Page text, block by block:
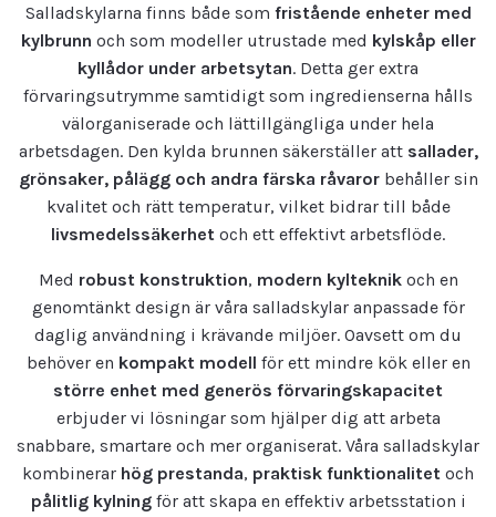
Salladskylarna finns både som fristående enheter med
kylbrunn och som modeller utrustade med kylskåp eller
kyllådor under arbetsytan. Detta ger extra
förvaringsutrymme samtidigt som ingredienserna hålls
välorganiserade och lättillgängliga under hela
arbetsdagen. Den kylda brunnen säkerställer att sallader,
grönsaker, pålägg och andra färska råvarorbehåller sin
kvalitet och rätt temperatur, vilket bidrar till både
livsmedelssäkerhet och ett effektivt arbetsflöde.
Med robust konstruktion, modern kylteknikoch en
genomtänkt design är våra salladskylar anpassade för
daglig användning i krävande miljöer. Oavsett om du
behöver en kompakt modell för ett mindre kök eller en
större enhet med generös förvaringskapacitet
erbjuder vi lösningar som hjälper dig att arbeta
snabbare, smartare och mer organiserat. Våra salladskylar
kombinerar hög prestanda, praktisk funktionalitet och
pålitlig kylningför att skapa en effektiv arbetsstation i